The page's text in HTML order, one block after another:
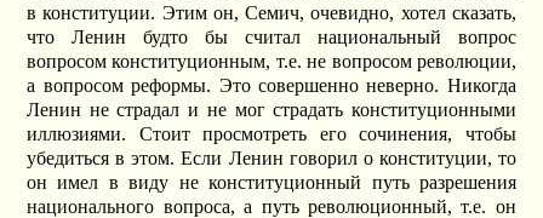
в конституции. Этим он, Семич, очевидно, хотел сказать,
что Ленин будто бы считал национальный вопрос
вопросом конституционным, т.е. не вопросом революции,
а вопросом реформы. Это совершенно неверно. Никогда
Ленин не страдал и не мог страдать конституционными
иллюзиями. Стоит просмотреть его сочинения, чтобы
убедиться в этом. Если Ленин говорил о конституции, то
он имел в виду не конституционный путь разрешения
национального вопроса, а путь революционный, т.е. он